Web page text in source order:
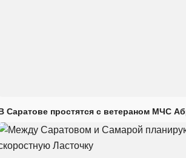
Саратове простятся с ветераном МЧС